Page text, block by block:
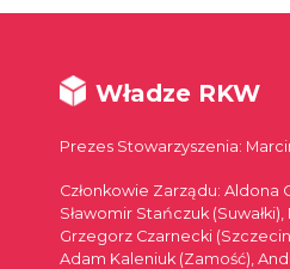
Władze RKW
Prezes Stowarzyszenia:
Członkowie Zarządu: Aldona
Sławomir Stańczuk (Suwałki),
Grzegorz Czarnecki
Adam Kaleniuk (Zamość),